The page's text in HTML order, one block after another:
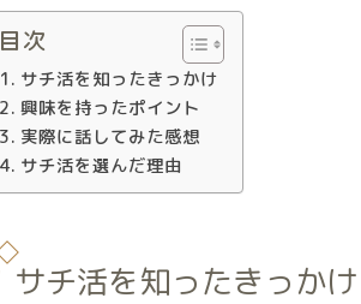
目次
サチ活を知ったきっかけ
興味を持ったポイント
実際に話してみた感想
サチ活を選んだ理由
サチ活を知ったきっかけ